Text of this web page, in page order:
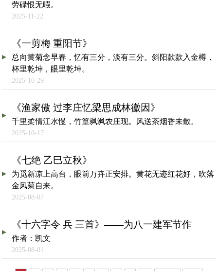
劳碌恨无暇。
2025-11-22
《一剪梅 重阳节》
总向黄菊念早春，忆有三分，淡有三分。斜阳款款入金樽，
杯里乾坤，眼里乾坤。
2025-10-29
《渔家傲 过李庄忆梁思成林徽因》
千里柔情江水慢，竹篁飒飒农庄现。风送茶烟香未散。
2025-10-17
《七绝 乙巳立秋》
为觅新凉上高台，眼前万卉正安排。黄花无迹红花好，吹落
金风菊自来。
2025-08-07
《十六字令 兵 三首》——为八一建军节作
作者：凯文
2025-08-01